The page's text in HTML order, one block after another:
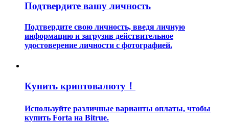
Торговые стратегии
Узнайте, как оставаться прибыльным
Подтвердите вашу личность
Подтвердите свою личность, введя личную
информацию и загрузив действительное
удостоверение личности с фотографией.
Купить криптовалюту！
Используйте различные варианты оплаты, чтобы
купить Forta на Bitrue.